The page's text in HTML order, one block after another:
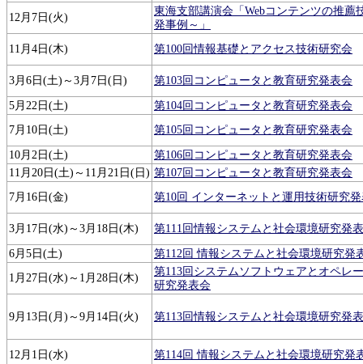
12月7日(火)
東海支部講演会「Webコンテンツの推薦
発事例～」
11月4日(木)
第100回情報基礎とアクセス技術研究会
3月6日(土)～3月7日(日) 第103回コンピュータと教育研究発表会
5月22日(土)
第104回コンピュータと教育研究発表会
7月10日(土)
第105回コンピュータと教育研究発表会
10月2日(土)
第106回コンピュータと教育研究発表会
11月20日(土)～11月21日(日) 第107回コンピュータと教育研究発表会
7月16日(金)
第10回 インターネットと運用技術研究
3月17日(水)～3月18日(木) 第111回情報システムと社会環境研究発
6月5日(土)
第112回 情報システムと社会環境研究発
1月27日(水)～1月28日(木)
第113回システムソフトウェアとオペレ
研究発表会
9月13日(月)～9月14日(火) 第113回情報システムと社会環境研究発
12月1日(水) 第114回 情報システムと社会環境研究発